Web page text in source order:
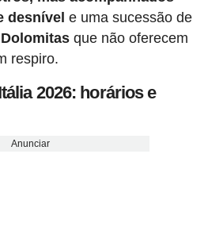
desnível e uma sucessão de
que não oferecem
respiro.
2026: horários e
Anunciar